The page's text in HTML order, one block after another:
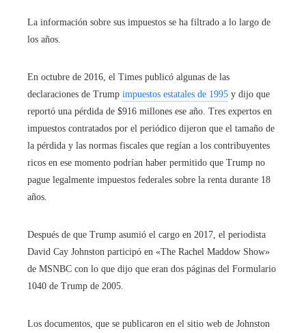
La información sobre sus impuestos se ha filtrado a lo largo de
los años.
En octubre de 2016, el Times publicó algunas de las
declaraciones de Trump impuestos estatales de 1995 y dijo que
reportó una pérdida de $916 millones ese año. Tres expertos en
impuestos contratados por el periódico dijeron que el tamaño de
la pérdida y las normas fiscales que regían a los contribuyentes
ricos en ese momento podrían haber permitido que Trump no
pague legalmente impuestos federales sobre la renta durante 18
años.
Después de que Trump asumió el cargo en 2017, el periodista
David Cay Johnston participó en «The Rachel Maddow Show»
de MSNBC con lo que dijo que eran dos páginas del Formulario
1040 de Trump de 2005.
Los documentos, que se publicaron en el sitio web de Johnston